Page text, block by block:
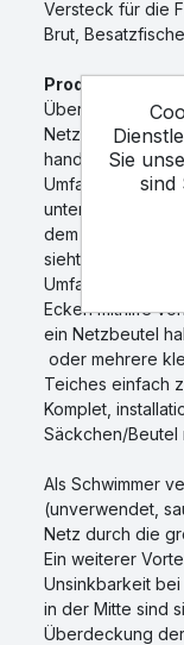
Sie
sind
Versteck für die
Brut,
Überdeckung
Netz mit der
handelt sich um
Umfang eine 0,5
unter Wasser
dem Boden
sieht man nur
Umfang und die
Ecken mithilfe
ein Netzbeutel
oder mehrere
Teiches einfach
Komplet,
Säckchen/
Als Schwimmer
(unverwendet,
Netz durch die
Ein weiterer
Unsinkbarkeit
in der Mitte sind
Überdeckung